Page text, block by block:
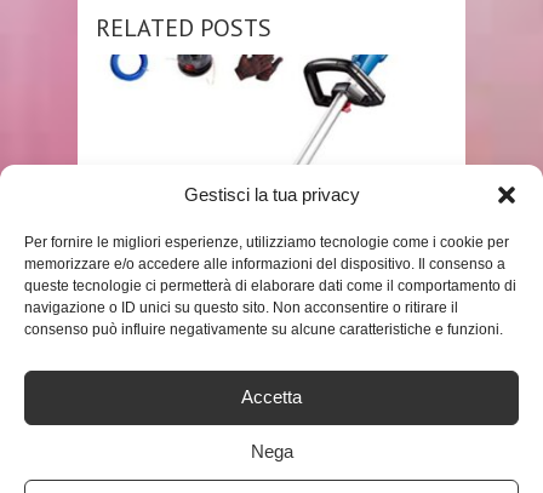
Gestisci la tua privacy
Per fornire le migliori esperienze, utilizziamo tecnologie come i cookie per
memorizzare e/o accedere alle informazioni del dispositivo. Il consenso a
queste tecnologie ci permetterà di elaborare dati come il comportamento di
navigazione o ID unici su questo sito. Non acconsentire o ritirare il
consenso può influire negativamente su alcune caratteristiche e funzioni.
Accetta
Nega
RELATED POSTS
SHOP
LYYJIAJU FALCIATRICI
TRIMMER CORDLESS CON